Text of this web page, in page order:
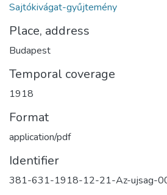
Sajtókivágat-gyűjtemény
Place, address
Budapest
Temporal coverage
1918
Format
application/pdf
Identifier
381-631-1918-12-21-Az-ujsag-